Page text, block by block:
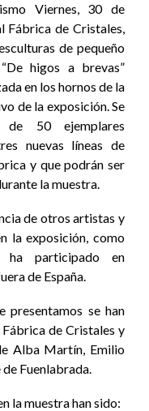
Viernes, 30 de
Fábrica de Cristales,
de pequeño
higos a brevas”
en los hornos de la
de la exposición. Se
50 ejemplares
nuevas líneas de
y que podrán ser
la muestra.
de otros artistas y
la exposición, como
ha participado en
de España.
presentamos se han
de Cristales y
Alba Martín, Emilio
Fuenlabrada.
la muestra han sido: